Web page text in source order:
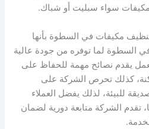
سواء سبليت أو شباك.
مكيفات في السطوة بأنها
لما توفره من جودة عالية
يقدم نصائح مهمة للحفاظ على
كذلك تحرص الشركة على
للبيئة، لذلك يفضل العملاء
تقدم الشركة متابعة دورية لضمان